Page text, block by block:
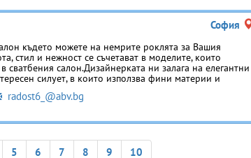
София
където можете на немрите роклята за Вашия
стил и нежност се съчетават в моделите, които
сватбения салон.Дизайнерката ни залага на елегантни
силует, в които използва фини материи и
radost6_@abv.bg
5 6 7 8 9 10